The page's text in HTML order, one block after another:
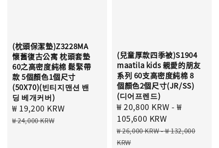
(枕頭保潔墊)Z3228MA
懷舊復古公寓 枕頭套墊
60之高密度純棉 鬆緊帶
款 5個顏色1個尺寸
(50X70)(빈티지맨션 밴
딩 베개커버)
Sale
price
₩ 19,200 KRW
₩ 24,000 KRW
(兒童厚款四季被)S1904
maatila kids 親愛的朋友
系列 60支高密度純棉 8
個顏色2個尺寸(JR/SS)
(디어프렌드)
Sale
price
₩ 20,800 KRW -₩
105,600 KRW
Regular
price
₩ 26,000 KRW-₩ 132,000
KRW